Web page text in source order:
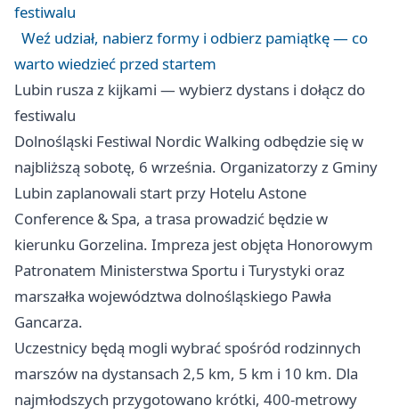
festiwalu
Weź udział, nabierz formy i odbierz pamiątkę — co
warto wiedzieć przed startem
Lubin rusza z kijkami — wybierz dystans i dołącz do
festiwalu
Dolnośląski Festiwal Nordic Walking odbędzie się w
najbliższą sobotę, 6 września. Organizatorzy z Gminy
Lubin zaplanowali start przy Hotelu Astone
Conference & Spa, a trasa prowadzić będzie w
kierunku Gorzelina. Impreza jest objęta Honorowym
Patronatem Ministerstwa Sportu i Turystyki oraz
marszałka województwa dolnośląskiego Pawła
Gancarza.
Uczestnicy będą mogli wybrać spośród rodzinnych
marszów na dystansach 2,5 km, 5 km i 10 km. Dla
najmłodszych przygotowano krótki, 400-metrowy